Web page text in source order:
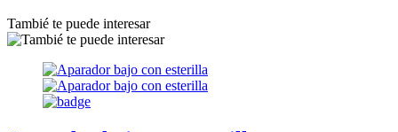
Tambié te puede interesar